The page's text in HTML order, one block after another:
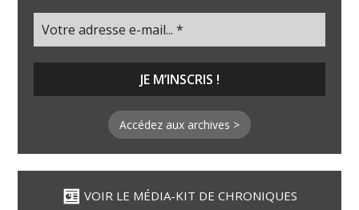
Accédez aux archives >
VOIR LE MÉDIA-KIT DE CHRONIQUES